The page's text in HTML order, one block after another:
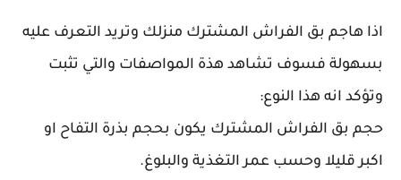
اذا هاجم بق الفراش المشترك منزلك وتريد التعرف عليه
بسهولة فسوف تشاهد هذة المواصفات والتي تثبت
وتؤكد انه هذا النوع:
حجم بق الفراش المشترك يكون بحجم بذرة التفاح او
اكبر قليلا وحسب عمر التغذية والبلوغ.